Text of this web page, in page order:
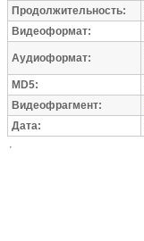
Продолжительность:
Видеоформат:
Аудиоформат:
MD5:
Видеофрагмент:
Дата: